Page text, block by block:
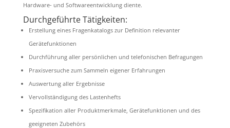
Hardware- und Softwareentwicklung diente.
Durchgeführte Tätigkeiten:
Erstellung eines Fragenkatalogs zur Definition relevanter
Gerätefunktionen
Durchführung aller persönlichen und telefonischen Befragungen
Praxisversuche zum Sammeln eigener Erfahrungen
Auswertung aller Ergebnisse
Vervollständigung des Lastenhefts
Spezifikation aller Produktmerkmale, Gerätefunktionen und des
geeigneten Zubehörs